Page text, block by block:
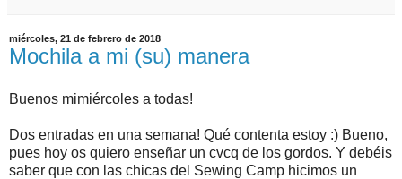
miércoles, 21 de febrero de 2018
Mochila a mi (su) manera
Buenos mimiércoles a todas!
Dos entradas en una semana! Qué contenta estoy :) Bueno,
pues hoy os quiero enseñar un cvcq de los gordos. Y debéis
saber que con las chicas del Sewing Camp hicimos un